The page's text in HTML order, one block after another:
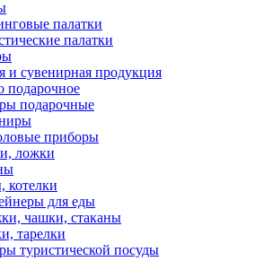
палатки
палатки
и сувенирная продукция
подарочные
приборы
ложки
котелки
для еды
чашки, стаканы
тарелки
туристической посуды